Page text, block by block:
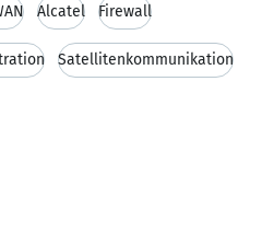
Alcatel Firewall
Satellitenkommunikation